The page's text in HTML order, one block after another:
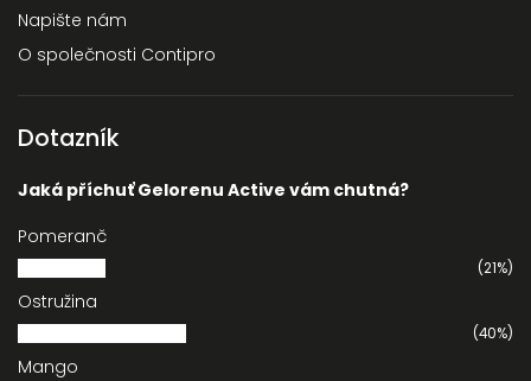
Napište nám
O společnosti Contipro
Dotazník
Jaká příchuť Gelorenu Active vám chutná?
Pomeranč
(21%)
Ostružina
(40%)
Mango